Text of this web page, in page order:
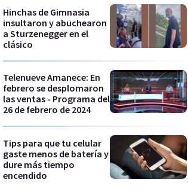
Hinchas de Gimnasia
insultaron y abuchearon
a Sturzenegger en el
clásico
Telenueve Amanece: En
febrero se desplomaron
las ventas - Programa del
26 de febrero de 2024
Tips para que tu celular
gaste menos de batería y
dure más tiempo
encendido